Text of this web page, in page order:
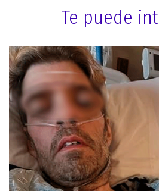
Te puede